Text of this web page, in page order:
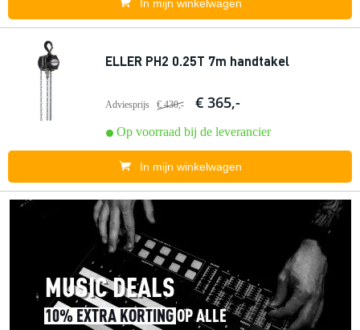
In mijn winkelwagen
ELLER PH2 0.25T 7m handtakel
Adviesprijs € 430,- € 365,-
Op voorraad bij de leverancier
In mijn winkelwagen